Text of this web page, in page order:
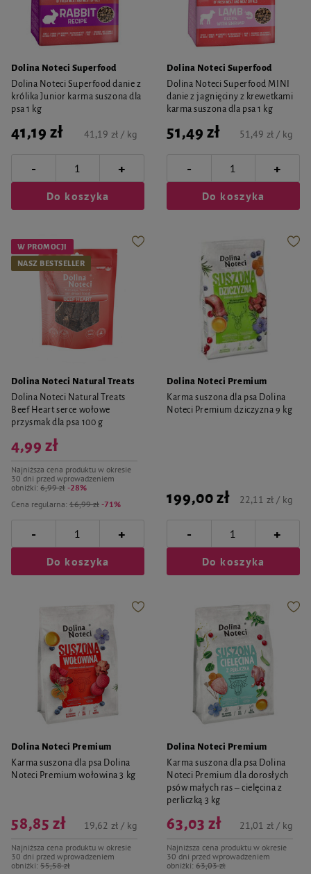
Dolina Noteci Superfood
Dolina Noteci Superfood danie z
królika Junior karma suszona dla
psa 1 kg
41,19 zł 41,19 zł / kg
- +
Do koszyka
Dolina Noteci Superfood
Dolina Noteci Superfood MINI
danie z jagnięciny z krewetkami
karma suszona dla psa 1 kg
51,49 zł 51,49 zł / kg
- +
Do koszyka
W PROMOCJI
NASZ BESTSELLER
Dolina Noteci Natural Treats
Dolina Noteci Natural Treats
Beef Heart serce wołowe
przysmak dla psa 100 g
Cena regularna: 16,99 zł -71%
4,99 zł
Najniższa cena produktu w okresie
30 dni przed wprowadzeniem
obniżki: 6,99 zł -28%
- +
Do koszyka
Dolina Noteci Premium
Karma suszona dla psa Dolina
Noteci Premium dziczyzna 9 kg
199,00 zł 22,11 zł / kg
- +
Do koszyka
Dolina Noteci Premium
Karma suszona dla psa Dolina
Noteci Premium wołowina 3 kg
58,85 zł
Najniższa cena produktu w okresie
30 dni przed wprowadzeniem
obniżki: 55,58 zł
19,62 zł / kg
Dolina Noteci Premium
Karma suszona dla psa Dolina
Noteci Premium dla dorosłych
psów małych ras – cielęcina z
perliczką 3 kg
63,03 zł
Najniższa cena produktu w okresie
30 dni przed wprowadzeniem
obniżki: 63,03 zł
21,01 zł / kg